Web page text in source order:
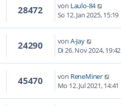
28472 von Laulo-84
So 12. Jan 2025, 15:19
24290 von A-Jay
Di 26. Nov 2024, 19:42
45470 von ReneMiner
Mo 12. Jul 2021, 14:41